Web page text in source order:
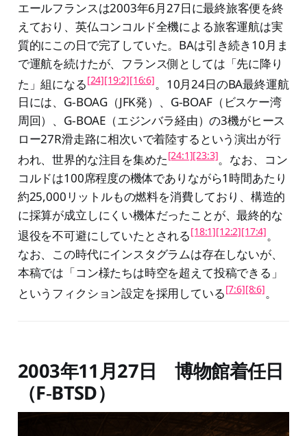
エールフランスは2003年6月27日に最終旅客便を終
えており、英仏コンコルド全機による旅客運航は実
質的にこの日で完了していた。BAは引き続き10月ま
で運航を続けたが、フランス側としては「先に降り
た」組になる[24][19:2][16:6]。10月24日のBA最終運航
日には、G‑BOAG（JFK発）、G‑BOAF（ビスケー湾
周回）、G‑BOAE（エジンバラ経由）の3機がヒース
ロー27R滑走路に相次いで着陸するという演出が行
われ、世界的な注目を集めた[24:1][23:3]。なお、コン
コルドは100席程度の機体でありながら1時間あたり
約25,000リットルもの燃料を消費しており、構造的
に採算が成立しにくい機体だったことが、最終的な
退役を不可避にしていたとされる[18:1][12:2][17:4]。
なお、この時代にインスタグラムは存在しないが、
本稿では「コン様たちは時空を超えて投稿できる」
というフィクション設定を採用している[7:6][8:6]。
2003年11月27日 博物館着任日
（F‑BTSD）